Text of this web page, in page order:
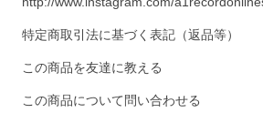
特定商取引法に基づく表記（返品等）
この商品を友達に教える
この商品について問い合わせる